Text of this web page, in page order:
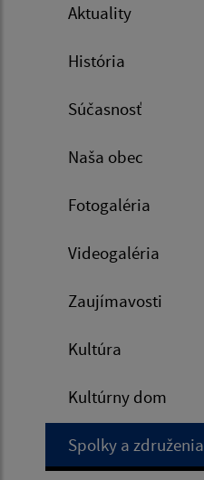
Aktuality
História
Súčasnosť
Naša obec
Fotogaléria
Videogaléria
Zaujímavosti
Kultúra
Kultúrny dom
Spolky a združenia